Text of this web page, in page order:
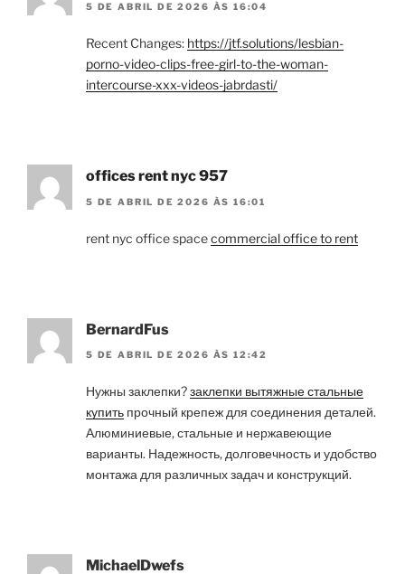
5 DE ABRIL DE 2026 ÀS 16:04
Recent Changes: https://jtf.solutions/lesbian-
porno-video-clips-free-girl-to-the-woman-
intercourse-xxx-videos-jabrdasti/
offices rent nyc 957
5 DE ABRIL DE 2026 ÀS 16:01
rent nyc office spacecommercial office to rent
BernardFus
5 DE ABRIL DE 2026 ÀS 12:42
Нужны заклепки?заклепки вытяжные стальные
купить прочный крепеж для соединения деталей.
Алюминиевые, стальные и нержавеющие
варианты. Надежность, долговечность и удобство
монтажа для различных задач и конструкций.
MichaelDwefs